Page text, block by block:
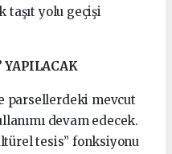
taşıt yolu geçişi
YAPILACAK
parsellerdeki mevcut
devam edecek.
tesis” fonksiyonu